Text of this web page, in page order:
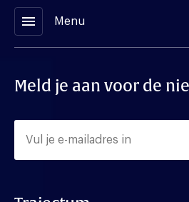
menu Menu
Meld je aan voor de